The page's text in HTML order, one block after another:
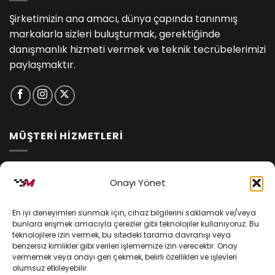
Onayı Yönet
En iyi deneyimleri sunmak için, cihaz bilgilerini saklamak ve/veya
bunlara erişmek amacıyla çerezler gibi teknolojiler kullanıyoruz. Bu
teknolojilere izin vermek, bu sitedeki tarama davranışı veya
benzersiz kimlikler gibi verileri işlememize izin verecektir. Onay
vermemek veya onayı geri çekmek, belirli özellikleri ve işlevleri
olumsuz etkileyebilir.
Şirketimizin ana amacı, dünya çapında tanınmış
markalarla sizleri buluşturmak, gerektiğinde
danışmanlık hizmeti vermek ve teknik tecrübelerimizi
paylaşmaktır.
MÜŞTERİ HİZMETLERİ
Kişisel Verilerin Korunması
Mesafeli Satış Sözleşmesi